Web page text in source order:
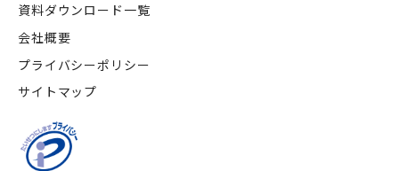
資料ダウンロード一覧
会社概要
プライバシーポリシー
サイトマップ